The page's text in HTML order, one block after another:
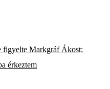
Markgráf Ákost;
érkeztem